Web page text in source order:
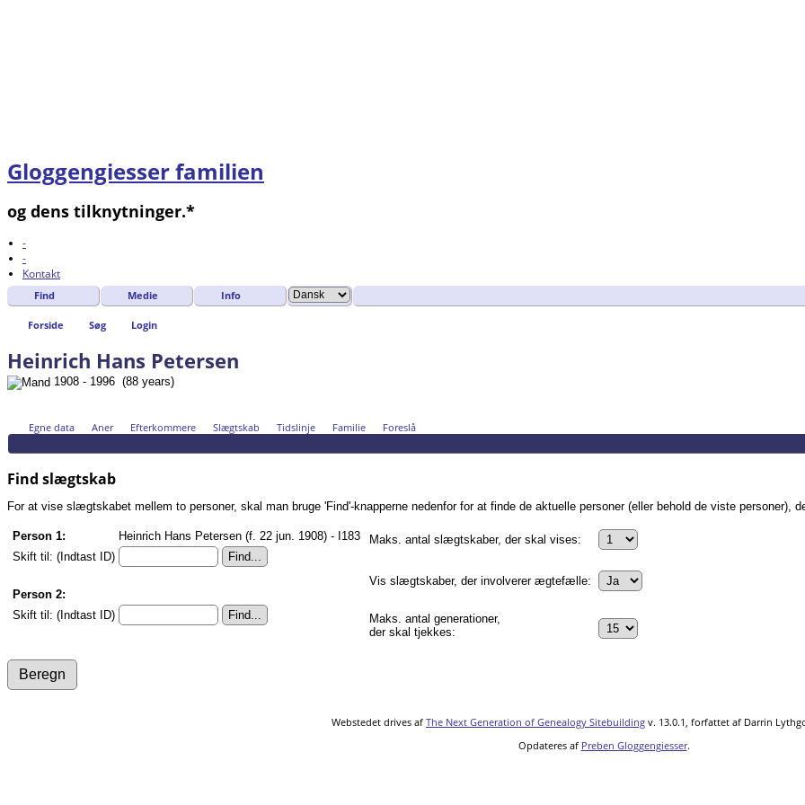
Gloggengiesser familien
og dens tilknytninger.*
-
-
Kontakt
Find Medie Info
Forside Søg Login
Heinrich Hans Petersen
1908 - 1996 (88 years)
Egne data Aner Efterkommere Slægtskab Tidslinje Familie Foreslå
Find slægtskab
For at vise slægtskabet mellem to personer, skal man bruge 'Find'-knapperne nedenfor for at finde de aktuelle personer (eller behold de viste personer),
Person 1:
Heinrich Hans Petersen (f. 22 jun. 1908) - I183
Skift til: (Indtast ID)
Person 2:
Skift til: (Indtast ID)
Maks. antal slægtskaber, der skal vises:
Vis slægtskaber, der involverer ægtefælle:
Maks. antal generationer,
der skal tjekkes:
Webstedet drives af The Next Generation of Genealogy Sitebuilding v. 13.0.1, forfattet af Darrin
Opdateres af Preben Gloggengiesser.